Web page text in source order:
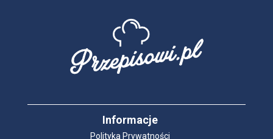
Informacje
Polityka Prywatności